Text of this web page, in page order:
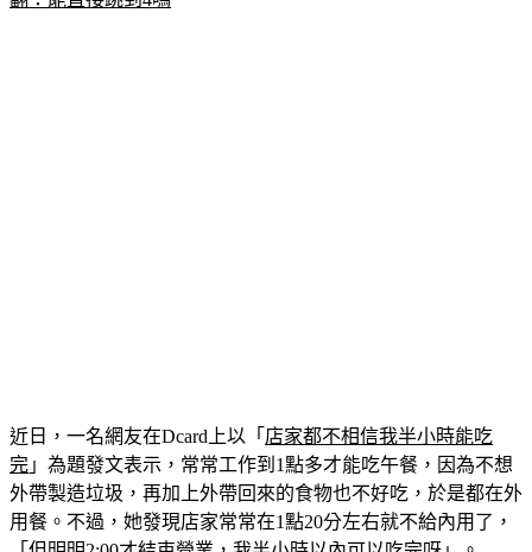
完 」為題發文表示，常常工作到1點多才能吃午餐，因為不想
外帶製造垃圾，再加上外帶回來的食物也不好吃，於是都在外
用餐。不過，她發現店家常常在1點20分左右就不給內用了，
「但明明2:00才結束營業，我半小時以內可以吃完呀」。